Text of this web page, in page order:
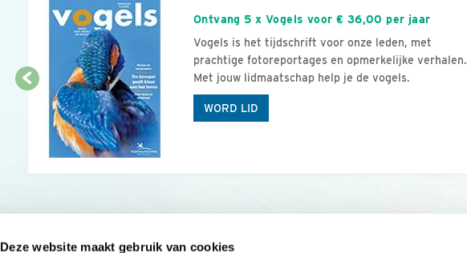
Deze website maakt gebruik van cookies
Ontvang 5 x Vogels voor € 36,00 per jaar
Vogels is het tijdschrift voor onze leden, met
prachtige fotoreportages en opmerkelijke verhalen.
Met jouw lidmaatschap help je de vogels.
WORD LID